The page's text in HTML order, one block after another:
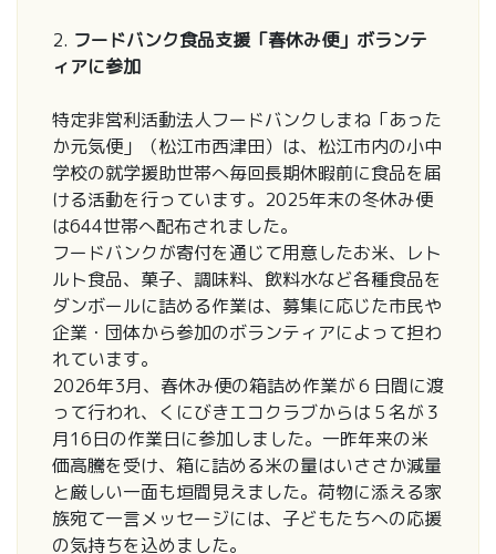
2. フードバンク食品支援「春休み便」ボランテ
ィアに参加
特定非営利活動法人フードバンクしまね「あった
か元気便」（松江市西津田）は、松江市内の小中
学校の就学援助世帯へ毎回長期休暇前に食品を届
ける活動を行っています。2025年末の冬休み便
は644世帯へ配布されました。
フードバンクが寄付を通じて用意したお米、レト
ルト食品、菓子、調味料、飲料水など各種食品を
ダンボールに詰める作業は、募集に応じた市民や
企業・団体から参加のボランティアによって担わ
れています。
2026年3月、春休み便の箱詰め作業が６日間に渡
って行われ、くにびきエコクラブからは５名が３
月16日の作業日に参加しました。一昨年来の米
価高騰を受け、箱に詰める米の量はいささか減量
と厳しい一面も垣間見えました。荷物に添える家
族宛て一言メッセージには、子どもたちへの応援
の気持ちを込めました。